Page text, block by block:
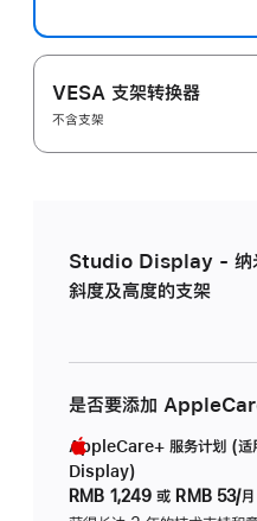
VESA 支架转换器
不含支架
Studio Display - 纳
斜度及高度的支架
是否要添加
AppleCare+ 服务计划 (
Display)
RMB 1,249 或 RMB 53/